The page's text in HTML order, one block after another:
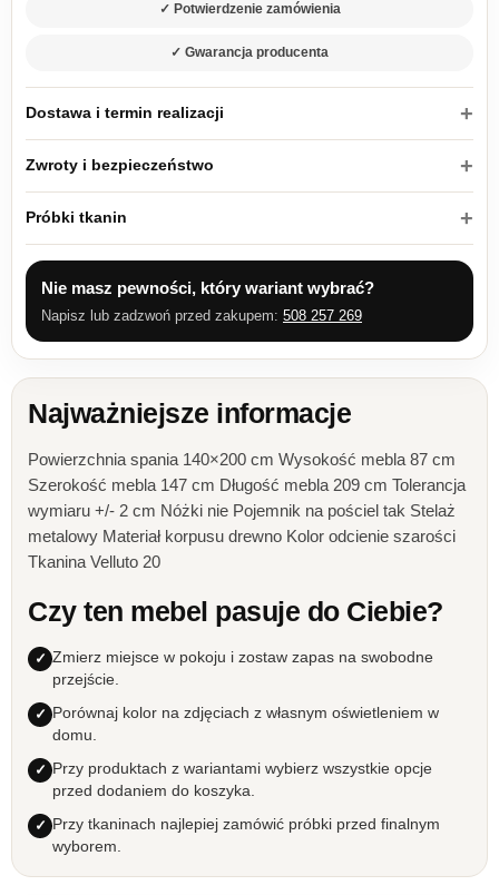
✓ Potwierdzenie zamówienia
✓ Gwarancja producenta
Dostawa i termin realizacji
Zwroty i bezpieczeństwo
Próbki tkanin
Nie masz pewności, który wariant wybrać?
Napisz lub zadzwoń przed zakupem: 508 257 269
Najważniejsze informacje
Powierzchnia spania 140×200 cm Wysokość mebla 87 cm
Szerokość mebla 147 cm Długość mebla 209 cm Tolerancja
wymiaru +/- 2 cm Nóżki nie Pojemnik na pościel tak Stelaż
metalowy Materiał korpusu drewno Kolor odcienie szarości
Tkanina Velluto 20
Czy ten mebel pasuje do Ciebie?
Zmierz miejsce w pokoju i zostaw zapas na swobodne
przejście.
Porównaj kolor na zdjęciach z własnym oświetleniem w
domu.
Przy produktach z wariantami wybierz wszystkie opcje
przed dodaniem do koszyka.
Przy tkaninach najlepiej zamówić próbki przed finalnym
wyborem.